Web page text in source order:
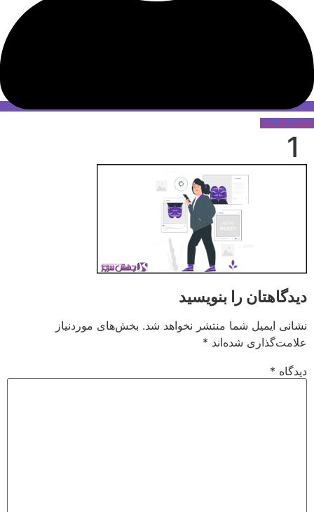
حساب کاربری
1
دیدگاهتان را بنویسید
نشانی ایمیل شما منتشر نخواهد شد. بخش‌های موردنیاز
علامت‌گذاری شده‌اند *
دیدگاه *